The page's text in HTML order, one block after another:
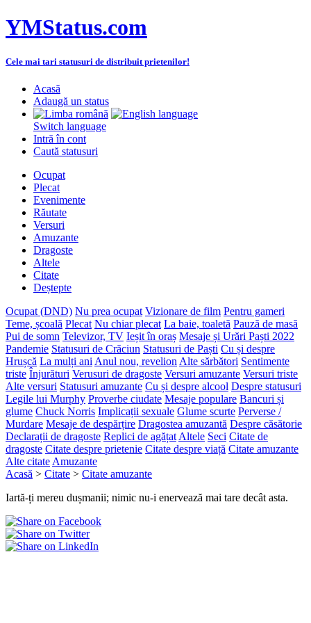
YMStatus.com
Cele mai tari statusuri de distribuit prietenilor!
Acasă
Adaugă un status
Switch language
Intră în cont
Caută statusuri
Ocupat
Plecat
Evenimente
Răutate
Versuri
Amuzante
Dragoste
Altele
Citate
Deștepte
Ocupat (DND) Nu prea ocupat Vizionare de film Pentru gameri
Teme, școală Plecat Nu chiar plecat La baie, toaletă Pauză de masă
Pui de somn Televizor, TV Ieșit în oraș Mesaje și Urări Paști 2022
Pandemie Statusuri de Crăciun Statusuri de Paști Cu și despre
Hrușcă La mulți ani Anul nou, revelion Alte sărbători Sentimente
triste Înjurături Verusuri de dragoste Versuri amuzante Versuri triste
Alte versuri Statusuri amuzante Cu și despre alcool Despre statusuri
Legile lui Murphy Proverbe ciudate Mesaje populare Bancuri și
glume Chuck Norris Implicații sexuale Glume scurte Perverse /
Murdare Mesaje de despărțire Dragostea amuzantă Despre căsătorie
Declarații de dragoste Replici de agățat Altele Seci Citate de
dragoste Citate despre prietenie Citate despre viață Citate amuzante
Alte citate Amuzante
Acasă > Citate > Citate amuzante
Iartă-ți mereu dușmanii; nimic nu-i enervează mai tare decât asta.